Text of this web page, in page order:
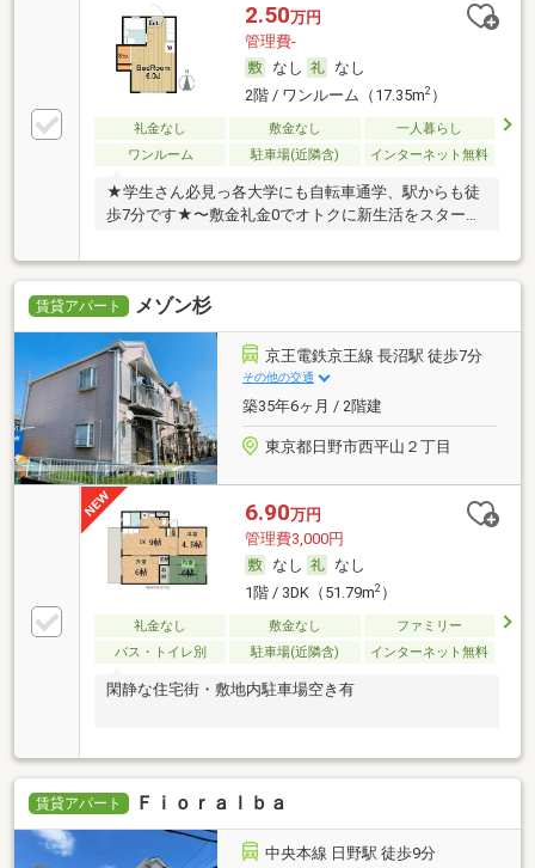
2.50万円
管理費-
なし
なし
2階 / ワンルーム（17.35m2）
礼金なし 敷金なし
一人暮らし
ワンルーム
駐車場(近隣含) インターネット無料
★学生さん必見っ各大学にも自転車通学、駅からも徒
歩7分です★〜敷金礼金0でオトクに新生活をスター
賃貸アパート メゾン杉
京王電鉄京王線 長沼駅 徒歩7分
その他の交通
築35年6ヶ月 / 2階建
東京都日野市西平山２丁目
6.90万円
管理費3,000円
なし
なし
1階 / 3DK（51.79m2）
礼金なし 敷金なし
ファミリー
バス・トイレ別
駐車場(近隣含) インターネット無料
閑静な住宅街・敷地内駐車場空き有
賃貸アパート Ｆｉｏｒａｌｂａ
中央本線 日野駅 徒歩9分